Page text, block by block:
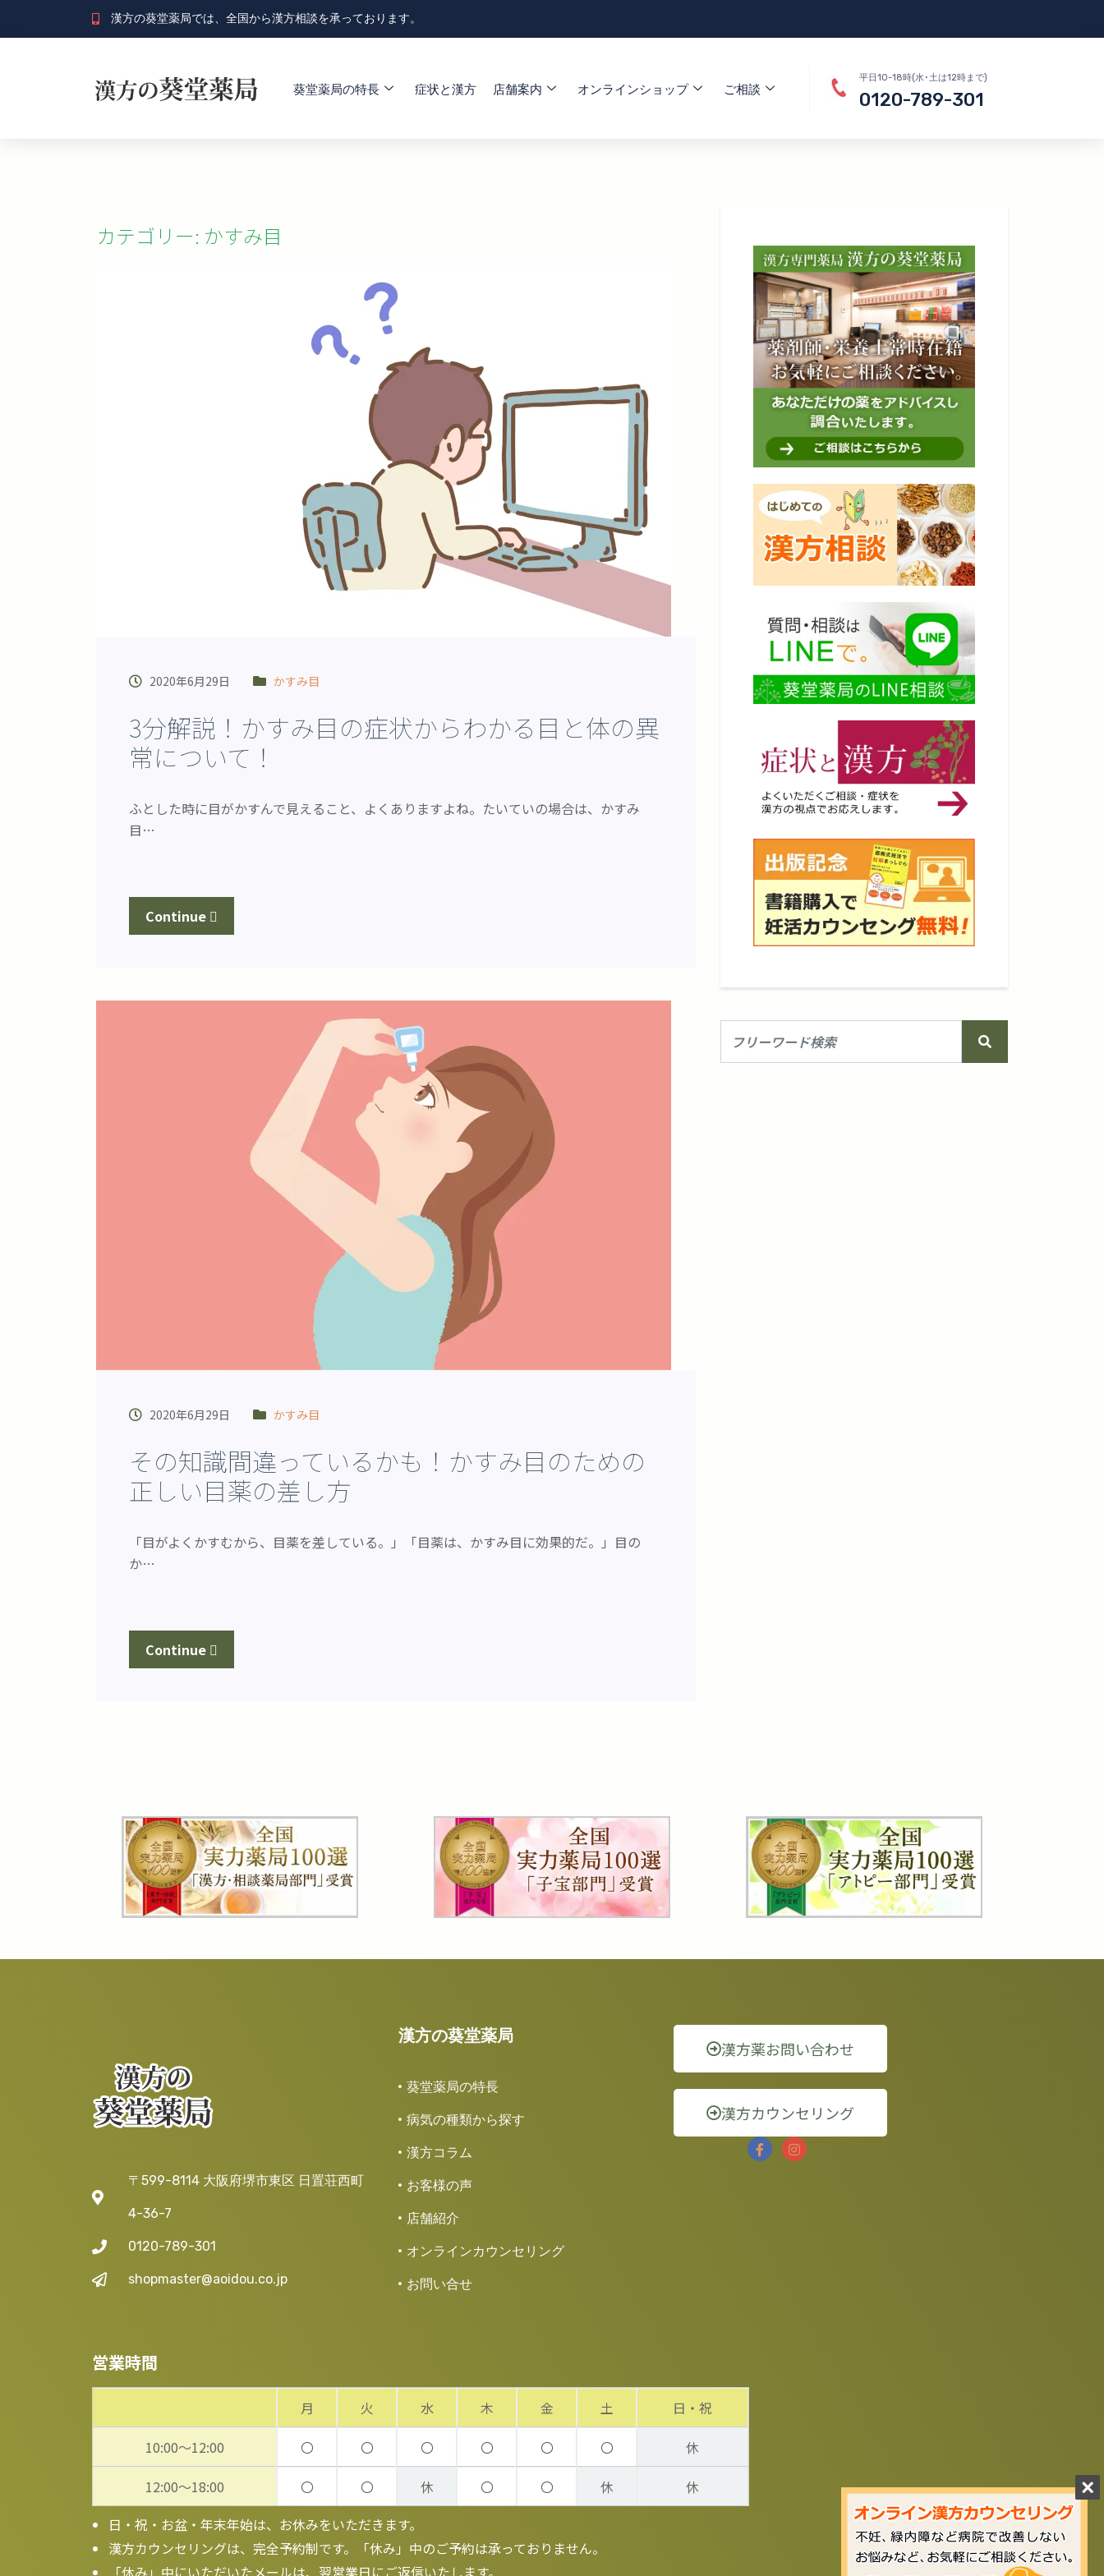
漢方の葵堂薬局では、全国から漢方相談を承っております。
葵堂薬局の特長 症状と漢方 店舗案内 オンラインショップ ご相談
平日10-18時(水･土は12時まで)
0120-789-301
カテゴリー: かすみ目
2020年6月29日 かすみ目
3分解説！かすみ目の症状からわかる目と体の異
常について！
ふとした時に目がかすんで見えること、よくありますよね。たいていの場合は、かすみ
目…
Continue
2020年6月29日 かすみ目
その知識間違っているかも！かすみ目のための
正しい目薬の差し方
「目がよくかすむから、目薬を差している。」「目薬は、かすみ目に効果的だ。」目の
か…
Continue
〒599-8114 大阪府堺市東区 日置荘西町
4-36-7
0120-789-301
shopmaster@aoidou.co.jp
漢方の葵堂薬局
葵堂薬局の特長
病気の種類から探す
漢方コラム
お客様の声
店舗紹介
オンラインカウンセリング
お問い合せ
漢方薬お問い合わせ
漢方カウンセリング
営業時間
月 火 水 木 金 土
日・祝
10:00～12:00
〇 〇 〇 〇 〇 〇
休
12:00～18:00
〇 〇 休 〇 〇 休
休
日・祝・お盆・年末年始は、お休みをいただきます。
漢方カウンセリングは、完全予約制です。「休み」中のご予約は承っておりません。
「休み」中にいただいたメールは、翌営業日にご返信いたします。